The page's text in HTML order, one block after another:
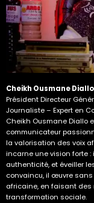
Cheikh Ousmane Diallo
Président Directeur
Journaliste – Expert en
Cheikh Ousmane Diallo
communicateur
la valorisation des voix
incarne une vision forte
authenticité, et éveiller
convaincu, il œuvre
africaine, en faisant
transformation sociale.